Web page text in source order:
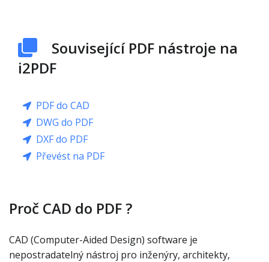
Související PDF nástroje na
i2PDF
PDF do CAD
DWG do PDF
DXF do PDF
Převést na PDF
Proč CAD do PDF ?
CAD (Computer-Aided Design) software je
nepostradatelný nástroj pro inženýry, architekty,